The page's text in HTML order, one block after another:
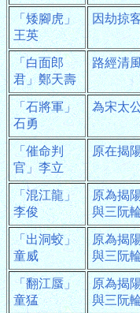
「矮腳虎」
王英
因劫掠
「白面郎
君」鄭天壽
路經清
「石將軍」
石勇
為宋太
「催命判
官」李立
原在揭
「混江龍」
李俊
原為揭
與三阮
「出洞蛟」
童威
原為揭
與三阮
「翻江蜃」
童猛
原為揭
與三阮